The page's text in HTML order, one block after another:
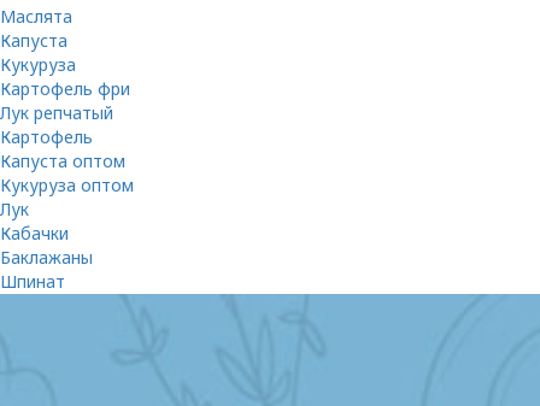
Маслята
Капуста
Кукуруза
Картофель фри
Лук репчатый
Картофель
Капуста оптом
Кукуруза оптом
Лук
Кабачки
Баклажаны
Шпинат